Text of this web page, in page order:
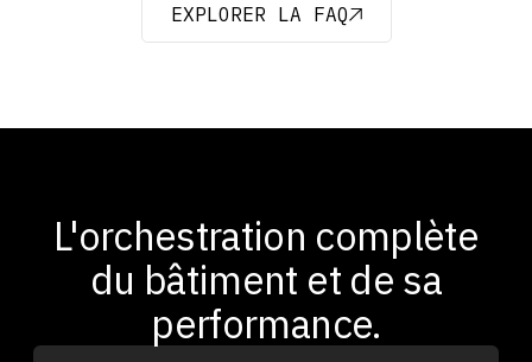
EXPLORER LA FAQ
EXPLORER LA FAQ
L'orchestration complète
du bâtiment et de sa
performance.